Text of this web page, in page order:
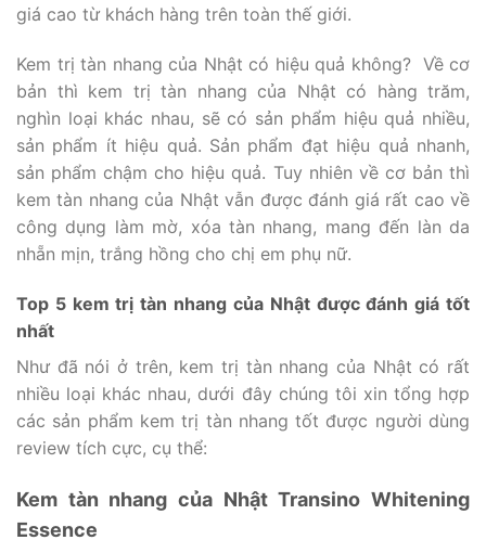
giá cao từ khách hàng trên toàn thế giới.
Kem trị tàn nhang của Nhật có hiệu quả không? Về cơ
bản thì kem trị tàn nhang của Nhật có hàng trăm,
nghìn loại khác nhau, sẽ có sản phẩm hiệu quả nhiều,
sản phẩm ít hiệu quả. Sản phẩm đạt hiệu quả nhanh,
sản phẩm chậm cho hiệu quả. Tuy nhiên về cơ bản thì
kem tàn nhang của Nhật vẫn được đánh giá rất cao về
công dụng làm mờ, xóa tàn nhang, mang đến làn da
nhẵn mịn, trắng hồng cho chị em phụ nữ.
Top 5 kem trị tàn nhang của Nhật được đánh giá tốt
nhất
Như đã nói ở trên, kem trị tàn nhang của Nhật có rất
nhiều loại khác nhau, dưới đây chúng tôi xin tổng hợp
các sản phẩm kem trị tàn nhang tốt được người dùng
review tích cực, cụ thể:
Kem tàn nhang của Nhật Transino Whitening
Essence